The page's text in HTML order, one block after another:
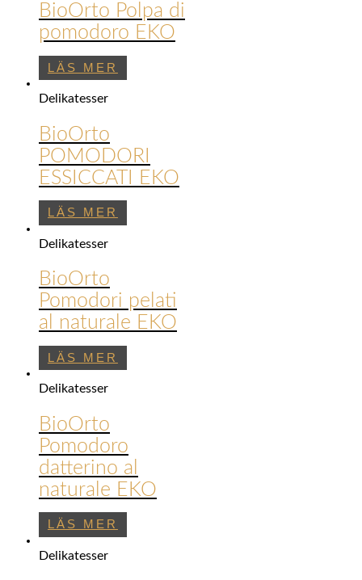
BioOrto Polpa di
pomodoro EKO
LÄS MER
Delikatesser
BioOrto
POMODORI
ESSICCATI EKO
LÄS MER
Delikatesser
BioOrto
Pomodori pelati
al naturale EKO
LÄS MER
Delikatesser
BioOrto
Pomodoro
datterino al
naturale EKO
LÄS MER
Delikatesser